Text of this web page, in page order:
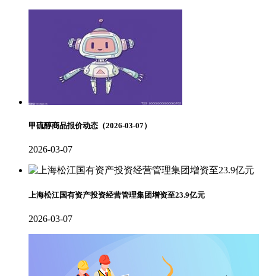
甲硫醇商品报价动态（2026-03-07）
2026-03-07
上海松江国有资产投资经营管理集团增资至23.9亿元
2026-03-07